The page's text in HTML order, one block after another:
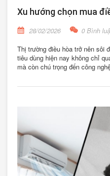
Xu hướng chọn mua
28/02/2026 0 Bình
Thị trường điều hòa trở nên sôi
tiêu dùng hiện nay không chỉ
mà còn chú trọng đến công